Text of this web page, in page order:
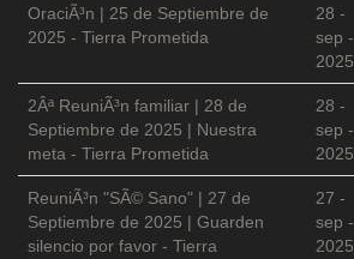
OraciÃ³n | 25 de Septiembre de
2025 - Tierra Prometida
28 -
sep -
2025
2Âª ReuniÃ³n familiar | 28 de
Septiembre de 2025 | Nuestra
meta - Tierra Prometida
28 -
sep -
2025
ReuniÃ³n "SÃ© Sano" | 27 de
Septiembre de 2025 | Guarden
silencio por favor - Tierra
27 -
sep -
2025